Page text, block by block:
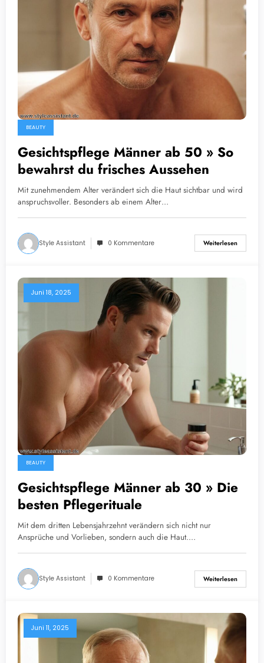
BEAUTY
Gesichtspflege Männer ab 50 » So
bewahrst du frisches Aussehen
Mit zunehmendem Alter verändert sich die Haut sichtbar und wird
anspruchsvoller. Besonders ab einem Alter…
Style Assistant 0 Kommentare Weiterlesen
Juni 18, 2025
BEAUTY
Gesichtspflege Männer ab 30 » Die
besten Pflegerituale
Mit dem dritten Lebensjahrzehnt verändern sich nicht nur
Ansprüche und Vorlieben, sondern auch die Haut.…
Style Assistant 0 Kommentare Weiterlesen
Juni 11, 2025